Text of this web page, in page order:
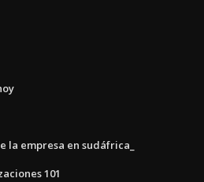
la empresa en sudáfrica_
101